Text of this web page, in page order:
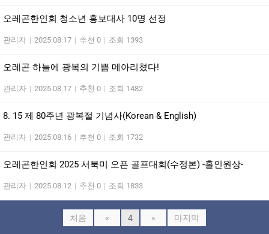
오레곤한인회 청소년 홍보대사 10명 선정
관리자 | 2025.08.17 | 추천 0 | 조회 1393
오레곤 하늘에 광복의 기쁨 메아리쳤다!
관리자 | 2025.08.17 | 추천 0 | 조회 1482
8. 15 제 80주년 광복절 기념사(Korean & English)
관리자 | 2025.08.16 | 추천 0 | 조회 1732
오레곤한인회 2025 서북미 오픈 골프대회(수정본) -홀인원상-
관리자 | 2025.08.12 | 추천 0 | 조회 1833
처음 « 4 » 마지막